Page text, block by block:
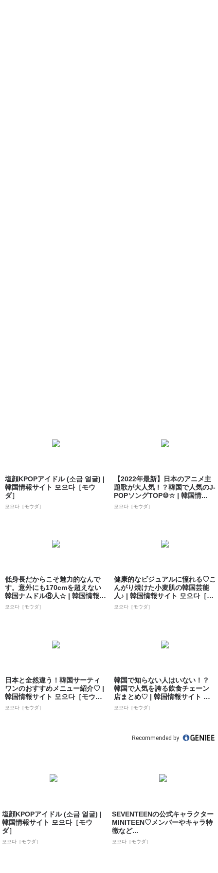
塩顔KPOPアイドル (소금 얼굴) |
韓国情報サイト 모으다［モウ
ダ］
모으다［モウダ］
【2022年最新】日本のアニメ主
題歌が大人気！？韓国で人気のJ-
POPソングTOP⑩☆ | 韓国情...
모으다［モウダ］
低身長だからこそ魅力的なんで
す。意外にも170cmを超えない
韓国ナムドル⑧人☆ | 韓国情報サ
イト...
모으다［モウダ］
健康的なビジュアルに憧れる♡こ
んがり焼けた小麦肌の韓国芸能
人♪ | 韓国情報サイト 모으다［モ
ウダ］
모으다［モウダ］
日本と全然違う！韓国サーティ
ワンのおすすめメニュー紹介♡ |
韓国情報サイト 모으다［モウ
ダ］
모으다［モウダ］
韓国で知らない人はいない！？
韓国で人気を誇る飲食チェーン
店まとめ♡ | 韓国情報サイト 모
으다［モ...
모으다［モウダ］
Recommended by
塩顔KPOPアイドル (소금 얼굴) |
韓国情報サイト 모으다［モウ
ダ］
모으다［モウダ］
SEVENTEENの公式キャラクター
MINITEEN♡メンバーやキャラ特
徴など...
모으다［モウダ］